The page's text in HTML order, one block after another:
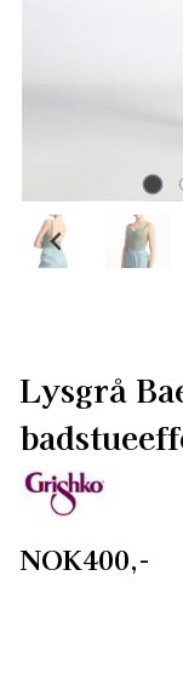
Lysgrå
NOK400,-